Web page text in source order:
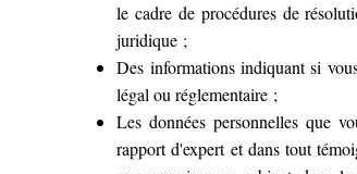
le cadre de procédures de
juridique ;
Des informations indiquant si
légal ou réglementaire ;
Les données personnelles que
rapport d'expert et dans tout